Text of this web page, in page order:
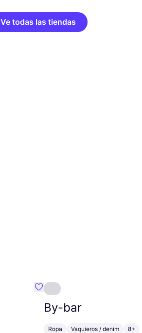
Ve todas las tiendas
Favoritos {nombre}
By-bar
Ropa Vaquieros / denim 8+